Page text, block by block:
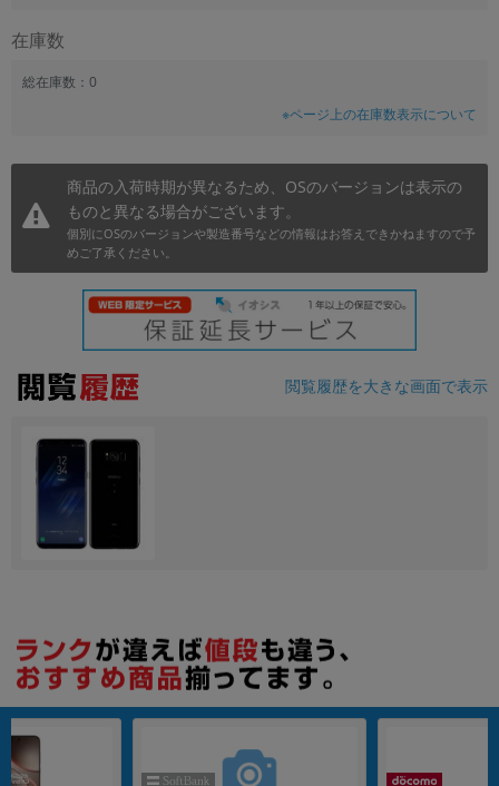
在庫数
総在庫数：0
※ページ上の在庫数表示について
商品の入荷時期が異なるため、OSのバージョンは表示の
ものと異なる場合がございます。
個別にOSのバージョンや製造番号などの情報はお答えできかねますので予
めご了承ください。
閲覧履歴を大きな画面で表示
年
各項目のチェックボックスは「or検索」となります。
ただし機能別のみ「and検索」となります。